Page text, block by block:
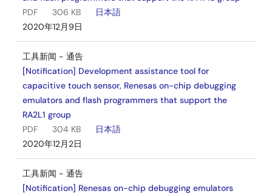
PDF
306 KB
日本語
2020年12月9日
工具新闻 - 通告
[Notification] Development assistance tool for
capacitive touch sensor, Renesas on-chip debugging
emulators and flash programmers that support the
RA2L1 group
PDF
304 KB
日本語
2020年12月2日
工具新闻 - 通告
[Notification] Renesas on-chip debugging emulators